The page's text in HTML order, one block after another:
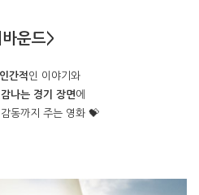
바운드>
인간적인 이야기와
나는 경기 장면에
동까지 주는 영화 💝